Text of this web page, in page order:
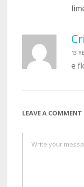
13
e
LEAVE A COMMENT